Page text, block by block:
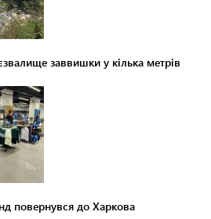
заввишки у кілька метрів
повернувся до Харкова